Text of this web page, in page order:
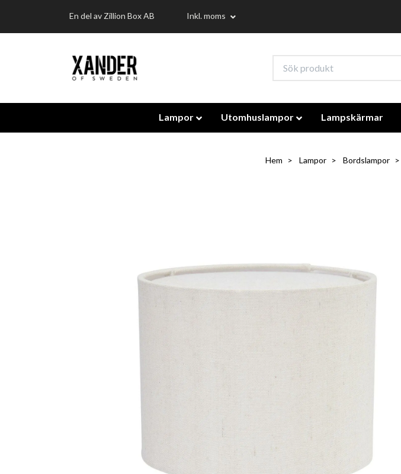
En del av Zillion Box AB Inkl. moms
Lampor Utomhuslampor Lampskärmar
Hem Lampor Bordslampor